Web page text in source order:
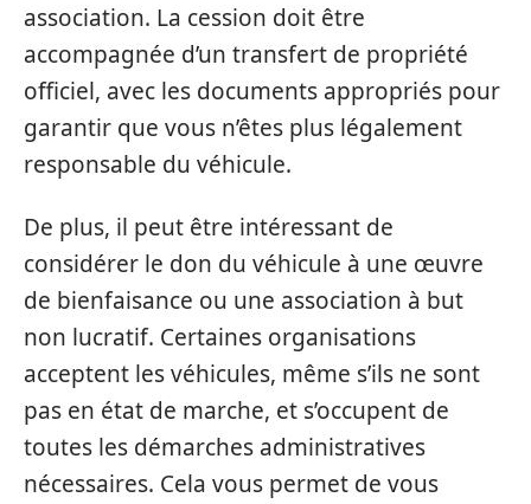
association. La cession doit être
accompagnée d’un transfert de propriété
officiel, avec les documents appropriés pour
garantir que vous n’êtes plus légalement
responsable du véhicule.
De plus, il peut être intéressant de
considérer le don du véhicule à une œuvre
de bienfaisance ou une association à but
non lucratif. Certaines organisations
acceptent les véhicules, même s’ils ne sont
pas en état de marche, et s’occupent de
toutes les démarches administratives
nécessaires. Cela vous permet de vous